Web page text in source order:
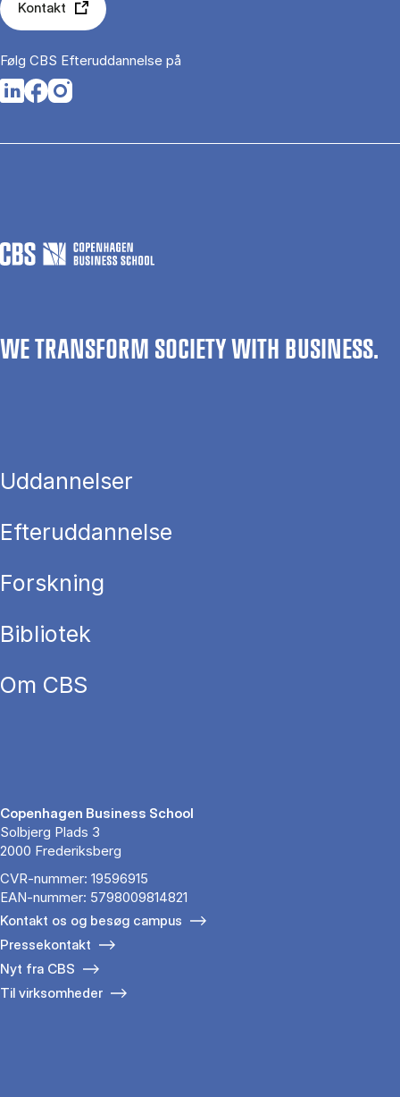
Kontakt
Følg CBS Efteruddannelse på
Opens in a new tab
Opens in a new tab
Opens in a new tab
WE TRANSFORM SOCIETY WITH BUSINESS.
Uddannelser
Efteruddannelse
Forskning
Bibliotek
Om CBS
Copenhagen Business School
Solbjerg Plads 3
2000 Frederiksberg
CVR-nummer: 19596915
EAN-nummer: 5798009814821
Kontakt os og besøg campus
Pressekontakt
Nyt fra CBS
Til virksomheder